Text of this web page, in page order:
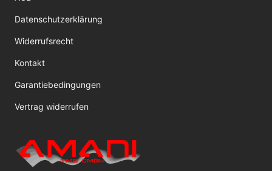
Datenschutzerklärung
Widerrufsrecht
Kontakt
Garantiebedingungen
Vertrag widerrufen